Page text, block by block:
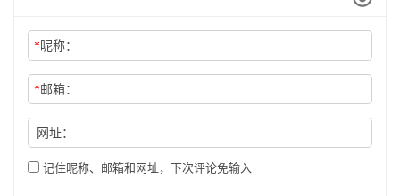
*昵称：
*邮箱：
网址：
记住昵称、邮箱和网址，下次评论免输入